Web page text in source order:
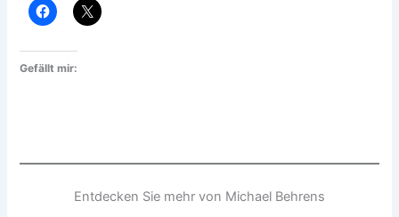
Gefällt mir:
Entdecken Sie mehr von Michael Behrens